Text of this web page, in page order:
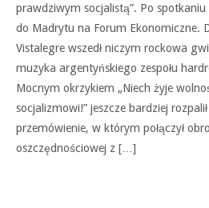
prawdziwym socjalistą”. Po spotkaniu
do Madrytu na Forum Ekonomiczne.
Vistalegre wszedł niczym rockowa
muzyka argentyńskiego zespołu
Mocnym okrzykiem „Niech żyje
socjalizmowi!” jeszcze bardziej
przemówienie, w którym połączył
oszczędnościowej z […]